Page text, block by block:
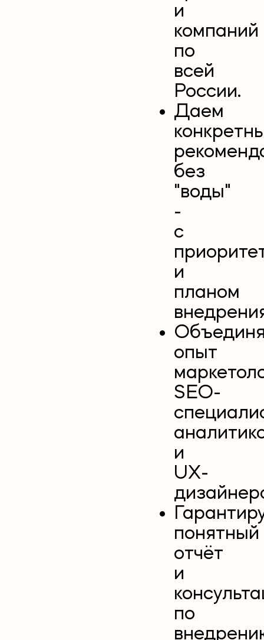
и
компаний
по
всей
России.
Даем
без
"воды"
-
с
и
планом
опыт
SEO-
и
UX-
понятный
отчёт
и
по